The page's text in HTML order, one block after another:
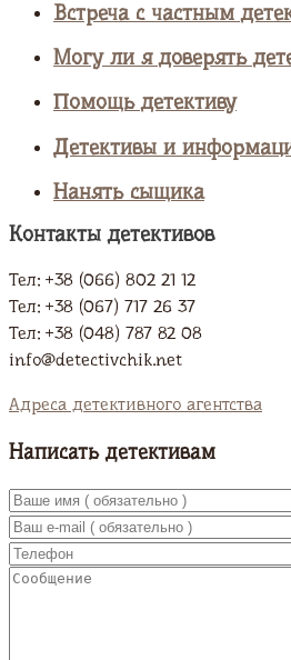
Встреча с частным
Могу ли я доверять
Помощь детективу
Детективы и
Нанять сыщика
Контакты детективов
Тел: +38 (066) 802 21 12
Тел: +38 (067) 717 26 37
Тел: +38 (048) 787 82 08
info@detectivchik.net
Адреса детективного агентства
Написать детективам